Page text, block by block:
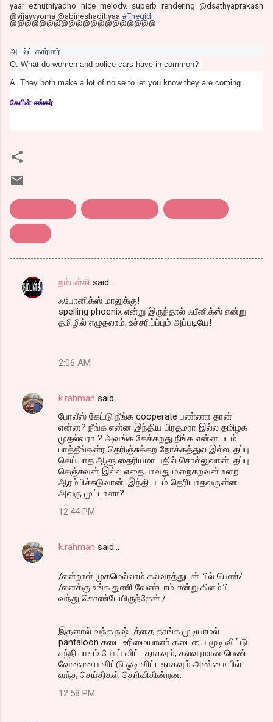
yaar ezhuthiyadho nice melody. superb rendering @dsathyaprakash
@vijayvyoma @abineshaditiyaa #Thegidi
@@@@@@@@@@@@@@@@@@@@
அடல்ட் கார்னர்
Q. What do women and police cars have in common?
A. They both make a lot of noise to let you know they are coming.
கேபிள் சங்கர்
C
s
நம்பள்கி said…
ஃபோனிக்ஸ் மாலுக்கு!
spelling phoenix என்று இருந்தால் ஃபீனிக்ஸ் என்று
தமிழில் எழுதலாம்; உச்சரிப்ப்பும் அப்படியே!
2:06 AM
k.rahman said…
போலீஸ் கேட்டு நீங்க cooperate பண்ணா தான்
என்ன? நீங்க என்ன இந்திய பிரதமரா இல்ல தமிழக
முதல்வரா ? அவங்க கேக்கறது நீங்க என்ன படம்
பாத்தீங்கன்ர தெரிஞ்சுக்கற நோக்கத்துல இல்ல. தப்பு
செய்யாத ஆளு தைரியமா பதில் சொல்லுவான். தப்பு
செஞ்சவன் இல்ல எதையாவது மறைகறவன் உளற
ஆரம்பிச்சுடுவான். இந்தி படம் தெரியாதவருன்ன
அவரு முட்டாளா?
12:44 PM
k.rahman said…
/என்றாள் முகமெல்லாம் கலவரத்துடன் பில் பெண்/
/எனக்கு உங்க துணி வேண்டாம் என்று கிளம்பி
வந்து கொண்டேயிருந்தேன்./
இதனால் வந்த நஷ்டத்தை தாங்க முடியாமல்
pantaloon கடை உரிமையாளர் கடையை மூடி விட்டு
சந்நியாசம் போய் விட்டதாகவும், கலவரமான பெண்
வேலையை விட்டு ஓடி விட்டதாகவும் அண்மையில்
வந்த செய்திகள் தெரிவிகின்றன.
12:58 PM